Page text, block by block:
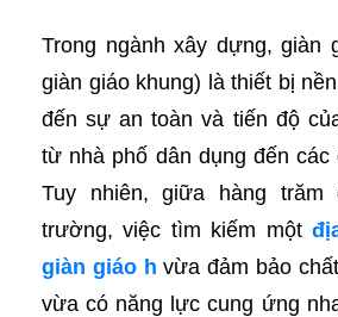
Trong ngành xây dựng, giàn
giàn giáo khung) là thiết bị
đến sự an toàn và tiến độ
từ nhà phố dân dụng đến
Tuy nhiên, giữa hàng
trường, việc tìm kiếm một
giàn giáo h vừa đảm bảo
vừa có năng lực cung ứng